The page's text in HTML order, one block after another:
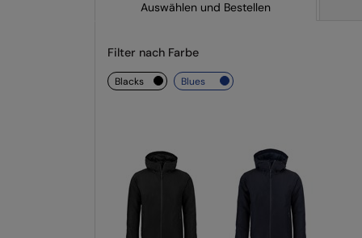
Auswählen und Bestellen
Filter nach Farbe
blacks blues